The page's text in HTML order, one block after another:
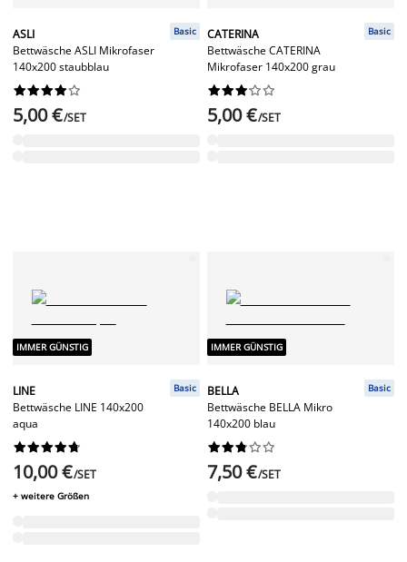
ASLI
Bettwäsche ASLI Mikrofaser
140x200 staubblau
Basic






5,00 €/SET
CATERINA
Bettwäsche CATERINA
Mikrofaser 140x200 grau
Basic






5,00 €/SET
IMMER GÜNSTIG
LINE
Bettwäsche LINE 140x200
aqua
Basic






10,00 €/SET
+ weitere Größen
IMMER GÜNSTIG
BELLA
Bettwäsche BELLA Mikro
140x200 blau
Basic






7,50 €/SET